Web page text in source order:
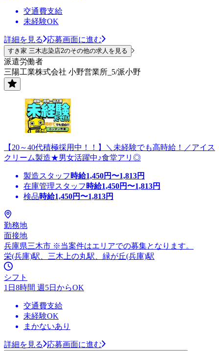
交通費支給
未経験OK
詳細を見る 応募画面に進む
すき家 三木志染店2のその他の求人を見る
派遣労働者
三陽工業株式会社 小野営業所_5/派小野
【20～40代積極採用中！！】＼未経験でも高時給！／アイス
クリーム製造★男女活躍中♪食堂アリ◎
製造スタッフ 時給1,450円〜1,813円
在庫管理スタッフ 時給1,450円〜1,813円
検品時給1,450円〜1,813円
勤務地
面接地
兵庫県三木市 ※当案件はエリアでの募集となります。
栄(兵庫)駅、三木上の丸駅、緑が丘(兵庫)駅
シフト
1日8時間 週5日からOK
交通費支給
未経験OK
まかないあり
詳細を見る 応募画面に進む